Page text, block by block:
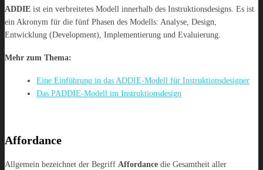
ADDIE ist ein verbreitetes Modell innerhalb des Instruktionsdesigns. Es ist
ein Akronym für die fünf Phasen des Modells: Analyse, Design,
Entwicklung (Development), Implementierung und Evaluierung.
Mehr zum Thema:
Eine Einführung in das ADDIE-Modell für Instruktionsdesigner
Das PADDIE-Modell im Instruktionsdesign
Affordance
Allgemein bezeichnet der Begriff Affordance die Gesamtheit aller